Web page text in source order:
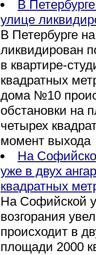
В
улице
В Петербурге
ликвидирован
в квартире-
квадратных
дома №10
обстановки на
четырех
момент выхода
На
уже в двух
квадратных
На Софийской
возгорания
происходит в
площади 2000